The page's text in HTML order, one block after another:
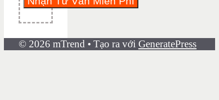
© 2026 mTrend • Tạo ra với GeneratePress